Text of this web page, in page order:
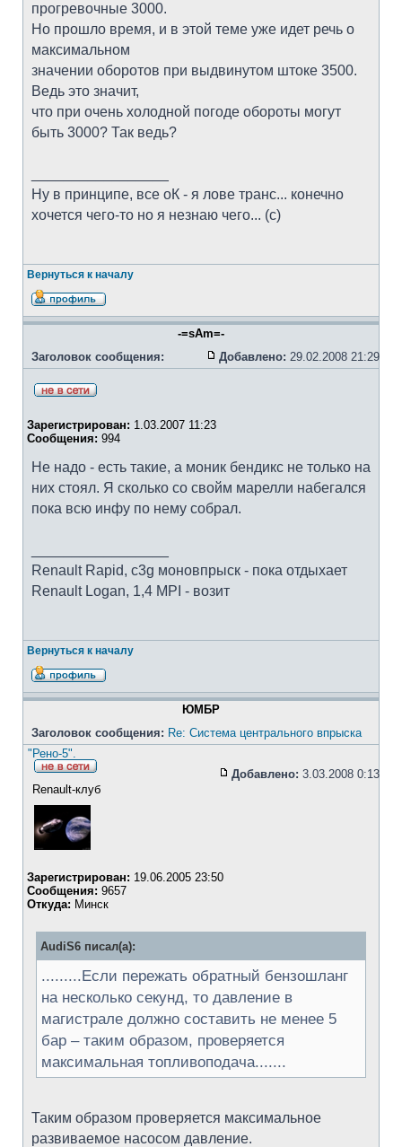
прогревочные 3000.
Но прошло время, и в этой теме уже идет речь о
максимальном
значении оборотов при выдвинутом штоке 3500.
Ведь это значит,
что при очень холодной погоде обороты могут
быть 3000? Так ведь?
Ну в принципе, все оК - я лове транс... конечно
хочется чего-то но я незнаю чего... (с)
Вернуться к началу
-=sAm=-
Заголовок сообщения:
Добавлено: 29.02.2008 21:29
Зарегистрирован: 1.03.2007 11:23
Сообщения: 994
Не надо - есть такие, а моник бендикс не только на
них стоял. Я сколько со свойм марелли набегался
пока всю инфу по нему собрал.
Renault Rapid, c3g моновпрыск - пока отдыхает
Renault Logan, 1,4 MPI - возит
Вернуться к началу
ЮМБР
Заголовок сообщения: Re: Система центрального впрыска
"Рено-5".
Добавлено: 3.03.2008 0:13
Renault-клуб
Зарегистрирован: 19.06.2005 23:50
Сообщения: 9657
Откуда: Минск
AudiS6 писал(а):
.........Если пережать обратный бензошланг
на несколько секунд, то давление в
магистрале должно составить не менее 5
бар – таким образом, проверяется
максимальная топливоподача.......
Таким образом проверяется максимальное
развиваемое насосом давление.